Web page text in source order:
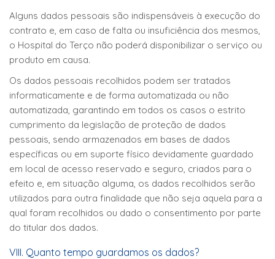
Alguns dados pessoais são indispensáveis à execução do
contrato e, em caso de falta ou insuficiência dos mesmos,
o Hospital do Terço não poderá disponibilizar o serviço ou
produto em causa.
Os dados pessoais recolhidos podem ser tratados
informaticamente e de forma automatizada ou não
automatizada, garantindo em todos os casos o estrito
cumprimento da legislação de proteção de dados
pessoais, sendo armazenados em bases de dados
específicas ou em suporte físico devidamente guardado
em local de acesso reservado e seguro, criados para o
efeito e, em situação alguma, os dados recolhidos serão
utilizados para outra finalidade que não seja aquela para a
qual foram recolhidos ou dado o consentimento por parte
do titular dos dados.
VIII. Quanto tempo guardamos os dados?